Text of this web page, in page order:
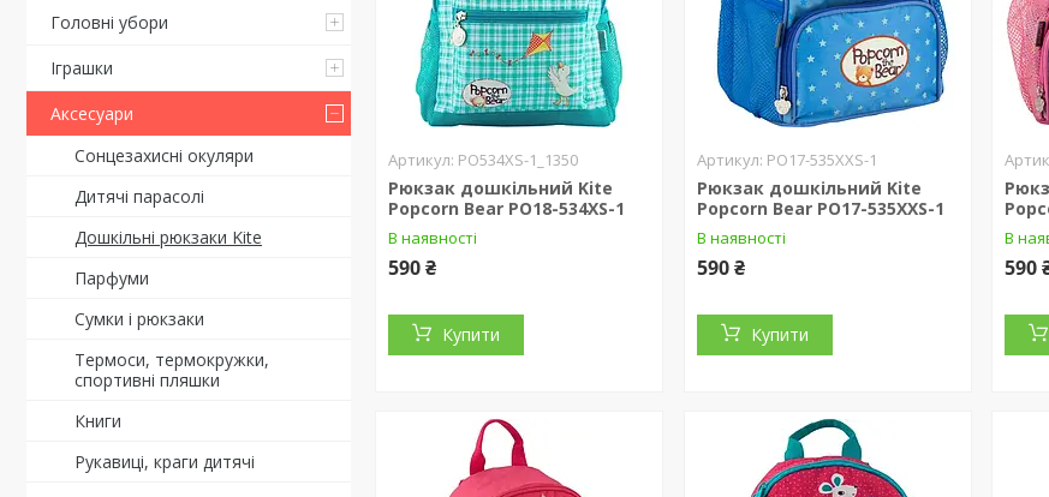
Головні убори
Іграшки
Аксесуари
Сонцезахисні окуляри
Дитячі парасолі
Дошкільні рюкзаки Kite
Парфуми
Сумки і рюкзаки
Термоси, термокружки,
спортивні пляшки
Книги
Рукавиці, краги дитячі
PO534XS-1_1350
Рюкзак дошкільний Kite
Popcorn Bear PO18-534XS-1
В наявності
590 ₴
Купити
PO17-535XXS-1
Рюкзак дошкільний Kite
Popcorn Bear PO17-535XXS-1
В наявності
590 ₴
Купити
В
590